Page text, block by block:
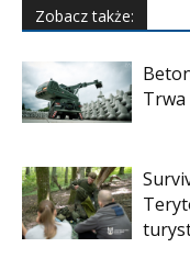
Zobacz także:
Trwa